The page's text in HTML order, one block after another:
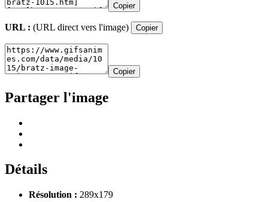
Copier
URL : (URL direct vers l'image) Copier
Copier
Partager l'image
Détails
Résolution : 289x179